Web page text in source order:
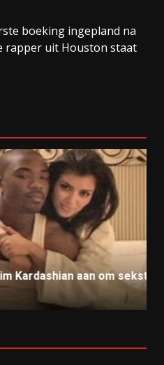
boeking ingepland na
rapper uit Houston staat
aan om sekstape